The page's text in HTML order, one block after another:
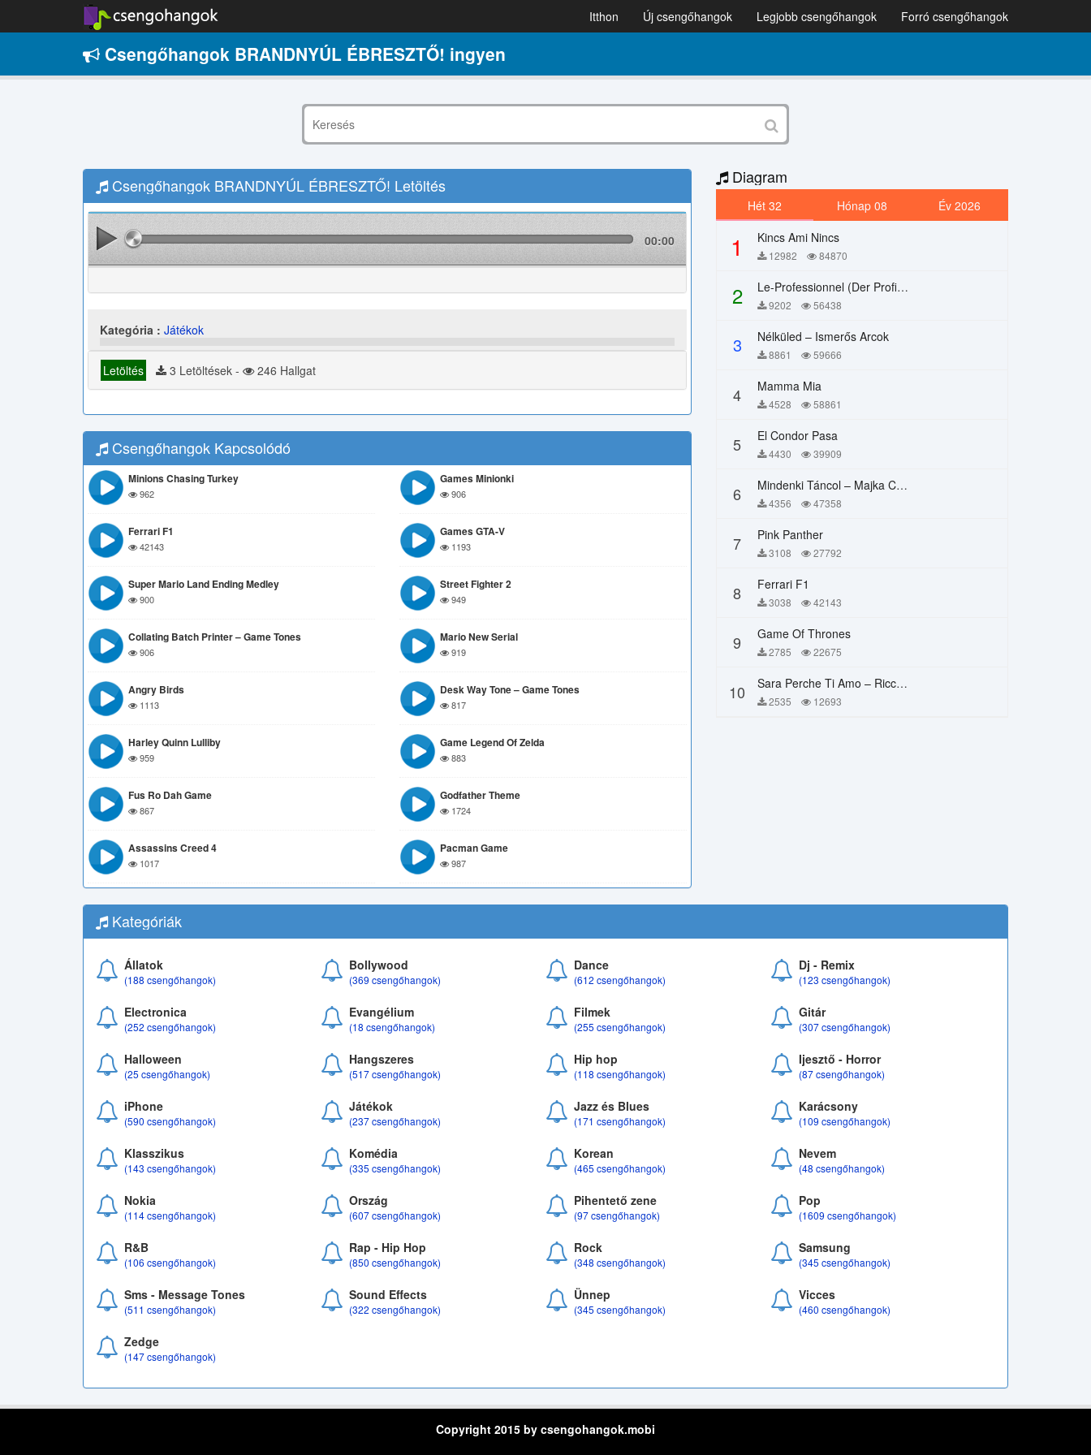
Itthon Új csengőhangok Legjobb csengőhangok Forró csengőhangok
Csengőhangok BRANDNYÚL ÉBRESZTŐ! ingyen
Csengőhangok BRANDNYÚL ÉBRESZTŐ! Letöltés
00:00
Kategória : Játékok
Letöltés 3 Letöltések - 246 Hallgat
Csengőhangok Kapcsolódó
Minions Chasing Turkey
962
Games Minionki
906
Ferrari F1
42143
Games GTA-V
1193
Super Mario Land Ending Medley
900
Street Fighter 2
949
Collating Batch Printer – Game Tones
906
Mario New Serial
919
Angry Birds
1113
Desk Way Tone – Game Tones
817
Harley Quinn Lulliby
959
Game Legend Of Zelda
883
Fus Ro Dah Game
867
Godfather Theme
1724
Assassins Creed 4
1017
Pacman Game
987
Diagram
Hét 32 Hónap 08 Év 2026
1 Kincs Ami Nincs
12982 84870
2 Le-Professionnel (Der Profi) – Chi Mai
9202 56438
3 Nélküled – Ismerős Arcok
8861 59666
4 Mamma Mia
4528 58861
5 El Condor Pasa
4430 39909
6 Mindenki Táncol – Majka Curtis, Péter Majoros
4356 47358
7 Pink Panther
3108 27792
8 Ferrari F1
3038 42143
9 Game Of Thrones
2785 22675
10 Sara Perche Ti Amo – Ricchi E Poveri
2535 12693
Kategóriák
Állatok
(188 csengőhangok)
Bollywood
(369 csengőhangok)
Dance
(612 csengőhangok)
Dj - Remix
(123 csengőhangok)
Electronica
(252 csengőhangok)
Evangélium
(18 csengőhangok)
Filmek
(255 csengőhangok)
Gitár
(307 csengőhangok)
Halloween
(25 csengőhangok)
Hangszeres
(517 csengőhangok)
Hip hop
(118 csengőhangok)
Ijesztő - Horror
(87 csengőhangok)
iPhone
(590 csengőhangok)
Játékok
(237 csengőhangok)
Jazz és Blues
(171 csengőhangok)
Karácsony
(109 csengőhangok)
Klasszikus
(143 csengőhangok)
Komédia
(335 csengőhangok)
Korean
(465 csengőhangok)
Nevem
(48 csengőhangok)
Nokia
(114 csengőhangok)
Ország
(607 csengőhangok)
Pihentető zene
(97 csengőhangok)
Pop
(1609 csengőhangok)
R&B
(106 csengőhangok)
Rap - Hip Hop
(850 csengőhangok)
Rock
(348 csengőhangok)
Samsung
(345 csengőhangok)
Sms - Message Tones
(511 csengőhangok)
Sound Effects
(322 csengőhangok)
Ünnep
(345 csengőhangok)
Vicces
(460 csengőhangok)
Zedge
(147 csengőhangok)
Copyright 2015 by csengohangok.mobi